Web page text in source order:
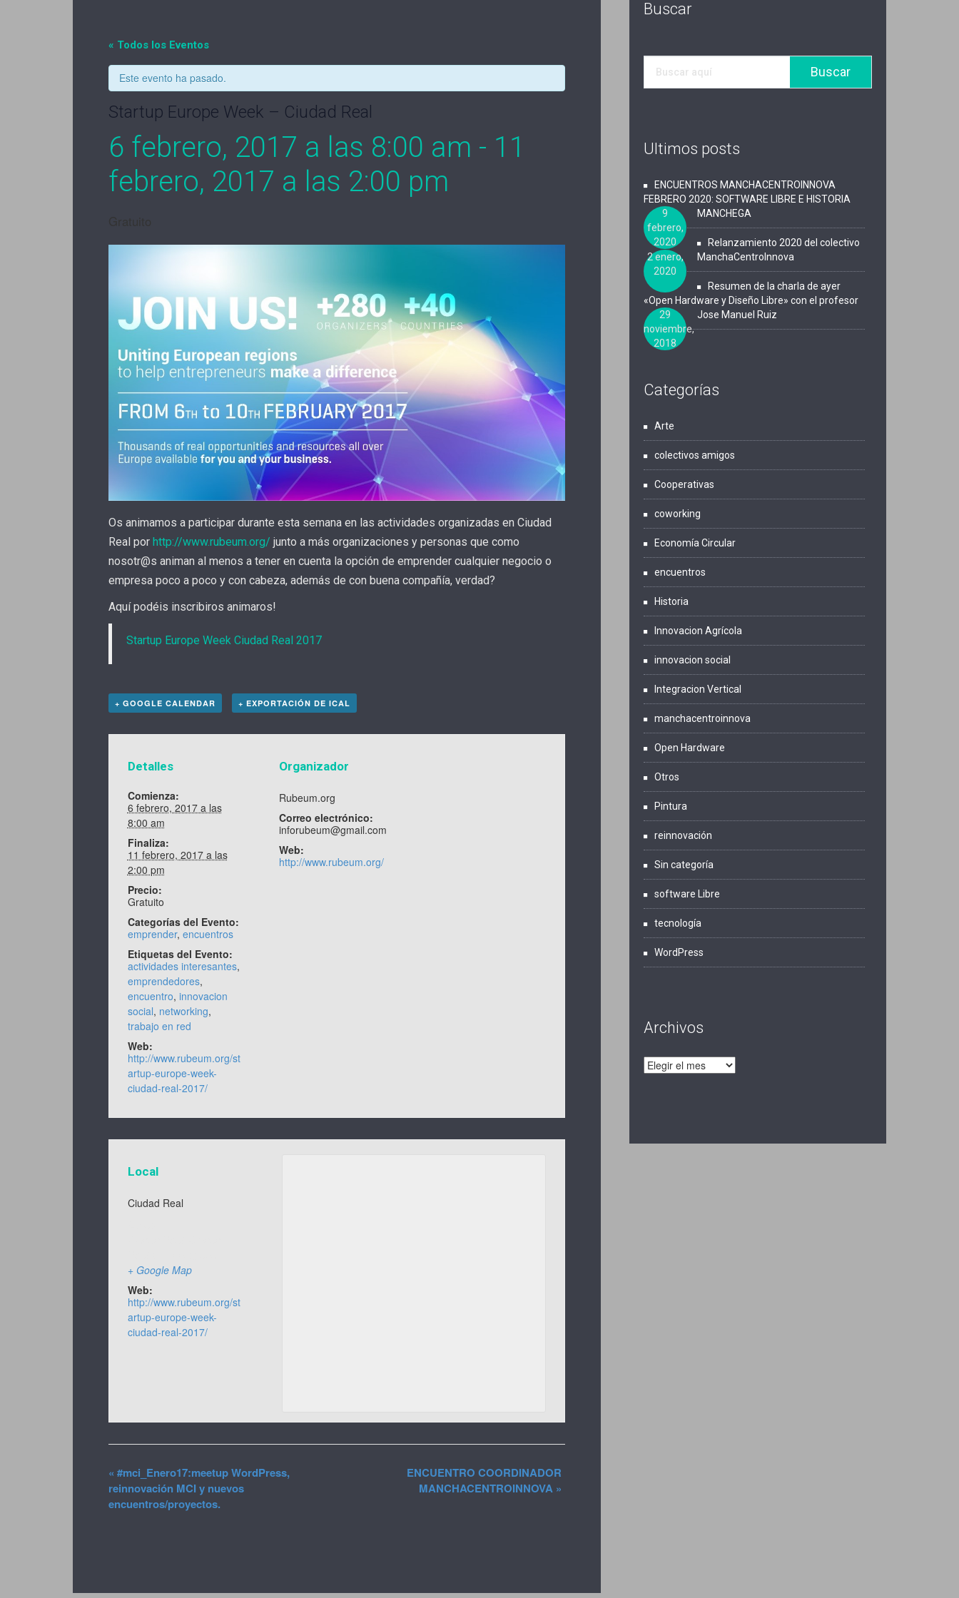
« Todos los Eventos
Este evento ha pasado.
Startup Europe Week – Ciudad Real
6 febrero, 2017 a las 8:00 am - 11
febrero, 2017 a las 2:00 pm
Os animamos a participar durante esta semana en las actividades organizadas en Ciudad
Real por http://www.rubeum.org/ junto a más organizaciones y personas que como
nosotr@s animan al menos a tener en cuenta la opción de emprender cualquier negocio o
empresa poco a poco y con cabeza, además de con buena compañía, verdad?
Aquí podéis inscribiros animaros!
Startup Europe Week Ciudad Real 2017
+ GOOGLE CALENDAR + EXPORTACIÓN DE ICAL
Detalles
Comienza:
6 febrero, 2017 a las
8:00 am
Finaliza:
11 febrero, 2017 a las
2:00 pm
Precio:
Gratuito
Categorías del Evento:
emprender, encuentros
Etiquetas del Evento:
actividades interesantes,
emprendedores,
encuentro, innovacion
social, networking,
trabajo en red
Web:
http://www.rubeum.org/st
artup-europe-week-
ciudad-real-2017/
Organizador
Rubeum.org
Correo electrónico:
inforubeum@gmail.com
Web:
http://www.rubeum.org/
Local
Ciudad Real
+ Google Map
Web:
http://www.rubeum.org/st
artup-europe-week-
ciudad-real-2017/
« #mci_Enero17:meetup WordPress,
reinnovación MCI y nuevos
encuentros/proyectos.
ENCUENTRO COORDINADOR
MANCHACENTROINNOVA »
Buscar
Ultimos posts
ENCUENTROS MANCHACENTROINNOVA
FEBRERO 2020: SOFTWARE LIBRE E HISTORIA
MANCHEGA
9
febrero,
2020
Relanzamiento 2020 del colectivo
ManchaCentroInnova
2 enero,
2020
Resumen de la charla de ayer
«Open Hardware y Diseño Libre» con el profesor
Jose Manuel Ruiz
29
noviembre,
2018
Categorías
Arte
colectivos amigos
Cooperativas
coworking
Economía Circular
encuentros
Historia
Innovacion Agrícola
innovacion social
Integracion Vertical
manchacentroinnova
Open Hardware
Otros
Pintura
reinnovación
Sin categoría
software Libre
tecnología
WordPress
Archivos
Archivos